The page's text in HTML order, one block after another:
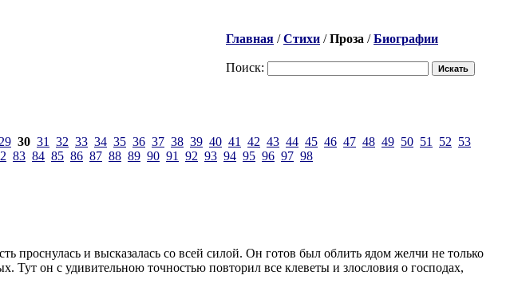
Главная /Стихи /Проза /Биографии
Поиск:
29 30 31 32 33 34 35 36 37 38 39 40 41 42 43 44 45 46 47 48 49 50 51 52 53
83 84 85 86 87 88 89 90 91 92 93 94 95 96 97 98
проснулась и высказалась со всей силой. Он готов был облить ядом желчи не только
Тут он с удивительною точностью повторил все клеветы и злословия о господах,